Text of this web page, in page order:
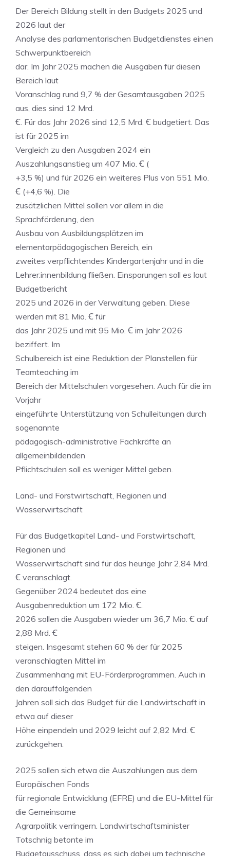
Der Bereich Bildung stellt in den Budgets 2025 und
2026 laut der
Analyse des parlamentarischen Budgetdienstes einen
Schwerpunktbereich
dar. Im Jahr 2025 machen die Ausgaben für diesen
Bereich laut
Voranschlag rund 9,7 % der Gesamtausgaben 2025
aus, dies sind 12 Mrd.
Ꞓ. Für das Jahr 2026 sind 12,5 Mrd. Ꞓ budgetiert. Das
ist für 2025 im
Vergleich zu den Ausgaben 2024 ein
Auszahlungsanstieg um 407 Mio. Ꞓ (
+3,5 %) und für 2026 ein weiteres Plus von 551 Mio.
Ꞓ (+4,6 %). Die
zusätzlichen Mittel sollen vor allem in die
Sprachförderung, den
Ausbau von Ausbildungsplätzen im
elementarpädagogischen Bereich, ein
zweites verpflichtendes Kindergartenjahr und in die
Lehrer:innenbildung fließen. Einsparungen soll es laut
Budgetbericht
2025 und 2026 in der Verwaltung geben. Diese
werden mit 81 Mio. Ꞓ für
das Jahr 2025 und mit 95 Mio. Ꞓ im Jahr 2026
beziffert. Im
Schulbereich ist eine Reduktion der Planstellen für
Teamteaching im
Bereich der Mittelschulen vorgesehen. Auch für die im
Vorjahr
eingeführte Unterstützung von Schulleitungen durch
sogenannte
pädagogisch-administrative Fachkräfte an
allgemeinbildenden
Pflichtschulen soll es weniger Mittel geben.
Land- und Forstwirtschaft, Regionen und
Wasserwirtschaft
Für das Budgetkapitel Land- und Forstwirtschaft,
Regionen und
Wasserwirtschaft sind für das heurige Jahr 2,84 Mrd.
Ꞓ veranschlagt.
Gegenüber 2024 bedeutet das eine
Ausgabenreduktion um 172 Mio. Ꞓ.
2026 sollen die Ausgaben wieder um 36,7 Mio. Ꞓ auf
2,88 Mrd. Ꞓ
steigen. Insgesamt stehen 60 % der für 2025
veranschlagten Mittel im
Zusammenhang mit EU-Förderprogrammen. Auch in
den darauffolgenden
Jahren soll sich das Budget für die Landwirtschaft in
etwa auf dieser
Höhe einpendeln und 2029 leicht auf 2,82 Mrd. Ꞓ
zurückgehen.
2025 sollen sich etwa die Auszahlungen aus dem
Europäischen Fonds
für regionale Entwicklung (EFRE) und die EU-Mittel für
die Gemeinsame
Agrarpolitik verringern. Landwirtschaftsminister
Totschnig betonte im
Budgetausschuss, dass es sich dabei um technische